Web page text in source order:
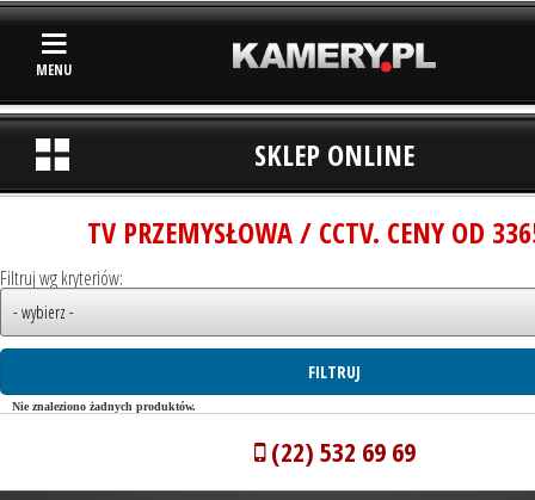
MENU
SKLEP ONLINE
TV PRZEMYSŁOWA / CCTV. CENY OD
Filtruj wg kryteriów:
Nie znaleziono żadnych produktów.
(22) 532 69 69